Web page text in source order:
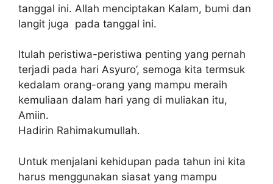
tanggal ini. Allah menciptakan Kalam, bumi dan
langit juga pada tanggal ini.
Itulah peristiwa-peristiwa penting yang pernah
terjadi pada hari Asyuro’, semoga kita termsuk
kedalam orang-orang yang mampu meraih
kemuliaan dalam hari yang di muliakan itu,
Amiin.
Hadirin Rahimakumullah.
Untuk menjalani kehidupan pada tahun ini kita
harus menggunakan siasat yang mampu